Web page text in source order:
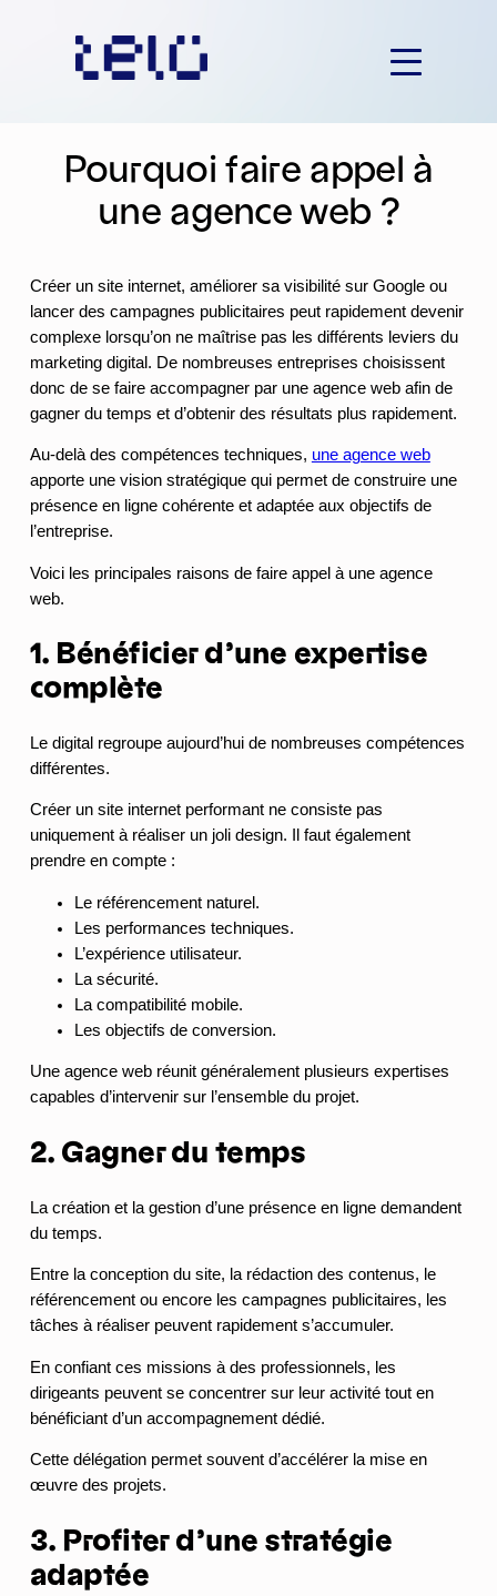
Pourquoi faire appel à
une agence web ?
Créer un site internet, améliorer sa visibilité sur Google ou
lancer des campagnes publicitaires peut rapidement devenir
complexe lorsqu’on ne maîtrise pas les différents leviers du
marketing digital. De nombreuses entreprises choisissent
donc de se faire accompagner par une agence web afin de
gagner du temps et d’obtenir des résultats plus rapidement.
Au-delà des compétences techniques, une agence web
apporte une vision stratégique qui permet de construire une
présence en ligne cohérente et adaptée aux objectifs de
l’entreprise.
Voici les principales raisons de faire appel à une agence
web.
1. Bénéficier d’une expertise
complète
Le digital regroupe aujourd’hui de nombreuses compétences
différentes.
Créer un site internet performant ne consiste pas
uniquement à réaliser un joli design. Il faut également
prendre en compte :
Le référencement naturel.
Les performances techniques.
L’expérience utilisateur.
La sécurité.
La compatibilité mobile.
Les objectifs de conversion.
Une agence web réunit généralement plusieurs expertises
capables d’intervenir sur l’ensemble du projet.
2. Gagner du temps
La création et la gestion d’une présence en ligne demandent
du temps.
Entre la conception du site, la rédaction des contenus, le
référencement ou encore les campagnes publicitaires, les
tâches à réaliser peuvent rapidement s’accumuler.
En confiant ces missions à des professionnels, les
dirigeants peuvent se concentrer sur leur activité tout en
bénéficiant d’un accompagnement dédié.
Cette délégation permet souvent d’accélérer la mise en
œuvre des projets.
3. Profiter d’une stratégie
adaptée